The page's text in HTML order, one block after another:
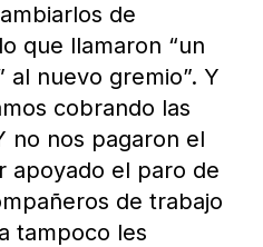
de
que llamaron “un
al nuevo gremio”. Y
cobrando las
no nos pagaron el
apoyado el paro de
de trabajo
tampoco les